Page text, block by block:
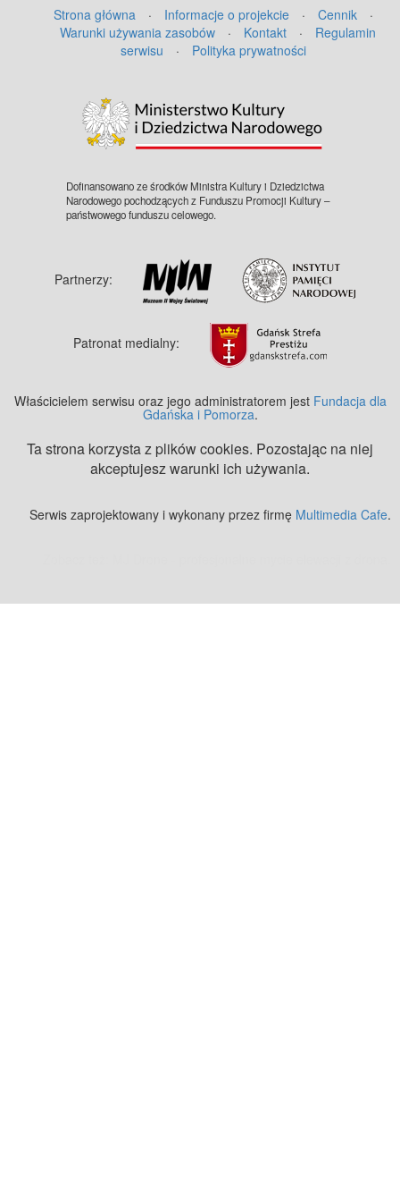
Strona główna · Informacje o projekcie · Cennik
·
Warunki używania zasobów
· Kontakt ·
Regulamin
serwisu
· Polityka prywatności
Dofinansowano ze środków Ministra Kultury i Dziedzictwa
Narodowego pochodzących z Funduszu Promocji Kultury –
państwowego funduszu celowego.
Partnerzy:
Patronat medialny:
Właścicielem serwisu oraz jego administratorem jest Fundacja dla
Gdańska i Pomorza.
Ta strona korzysta z plików cookies. Pozostając na niej
akceptujesz warunki ich używania.
Serwis zaprojektowany i wykonany przez firmę Multimedia Cafe.